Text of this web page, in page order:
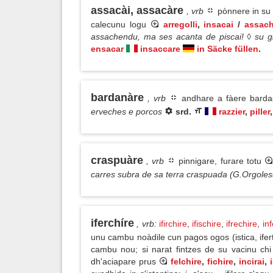
assacài, assacàre , vrb
pònnere in
calecunu logu
arregolli, insacai /
assachendu, ma ses acanta de piscai! ◊ su
ensacar
insaccare in Säcke füllen.
bardanàre , vrb andhare a fàere
erveches e porcos
srd. razzier, piller,
craspuàre , vrb pinnigare, furare totu
carres subra de sa terra craspuada
iferchíre , vrb: ifirchire, ifischire ifrechire
unu cambu noàdile cun pagos ogos (istica,
cambu nou; si narat fintzes de su vacinu
dh'aciapare prus
felchire, fichire, incirai,